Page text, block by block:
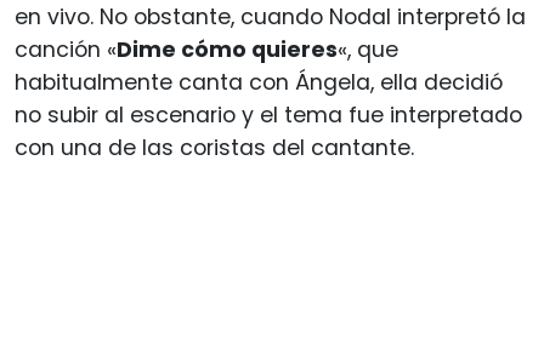
en vivo. No obstante, cuando Nodal interpretó la
canción «Dime cómo quieres«, que
habitualmente canta con Ángela, ella decidió
no subir al escenario y el tema fue interpretado
con una de las coristas del cantante.